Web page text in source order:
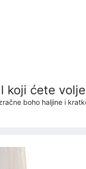
koji ćete
boho haljine i